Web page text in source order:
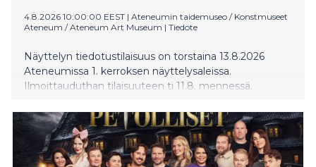
4.8.2026 10:00:00 EEST | Ateneumin taidemuseo / Konstmuseet
Ateneum / Ateneum Art Museum | Tiedote
Näyttelyn tiedotustilaisuus on torstaina 13.8.2026
Ateneumissa 1. kerroksen näyttelysaleissa.
Ilmoittauduthan tilaisuuteen ti 11.8. mennessä.
uuden Modernit klassikot -näyttelysarjan.
Sesemannin koko uraa tarkasteleva näyttely on
ensimmäinen
katselmus taiteilijan tuotantoon. Itsenäinen ja